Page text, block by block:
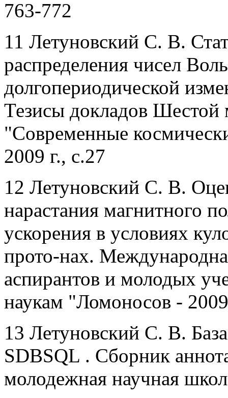
763-772
11 Летуновский С. В.
распределения чисел
долгопериодической
Тезисы докладов
"Современные
2009 г., с.27
12 Летуновский С. В.
нарастания магнитного
ускорения в условиях
прото-нах.
аспирантов и молодых
наукам "Ломоносов -
13 Летуновский С. В.
SDBSQL . Сборник
молодежная научная